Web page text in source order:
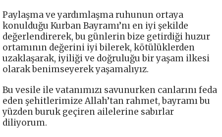
Paylaşma ve yardımlaşma ruhunun ortaya
konulduğu Kurban Bayramı’nı en iyi şekilde
değerlendirerek, bu günlerin bize getirdiği huzur
ortamının değerini iyi bilerek, kötülüklerden
uzaklaşarak, iyiliği ve doğruluğu bir yaşam ilkesi
olarak benimseyerek yaşamalıyız.
Bu vesile ile vatanımızı savunurken canlarını feda
eden şehitlerimize Allah’tan rahmet, bayramı bu
yüzden buruk geçiren ailelerine sabırlar
diliyorum.